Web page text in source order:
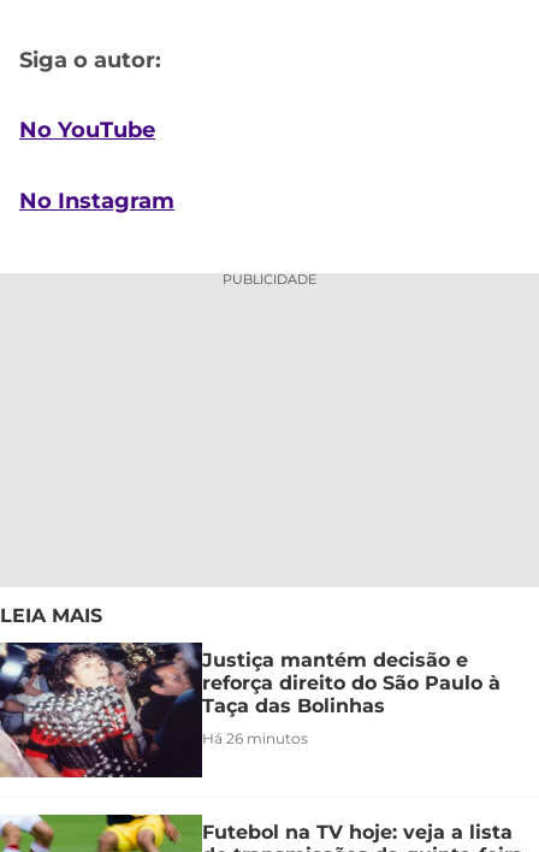
Siga o autor:
No YouTube
No Instagram
PUBLICIDADE
LEIA MAIS
Justiça mantém decisão e
reforça direito do São Paulo à
Taça das Bolinhas
Há 26 minutos
Futebol na TV hoje: veja a lista